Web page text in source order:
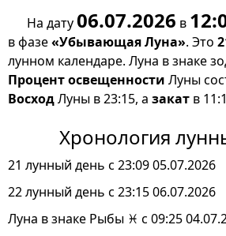
На дату06.07.2026 в
в фазе«Убывающая Луна». Это
лунном календаре. Луна в знаке
Процент освещенности Луны
ВосходЛуны в 23:15, а закат в
Хронология
21 лунный день с 23:09 05.07.2026
22 лунный день с 23:15 06.07.2026
Луна в знаке Рыбы ♓ с 09:25